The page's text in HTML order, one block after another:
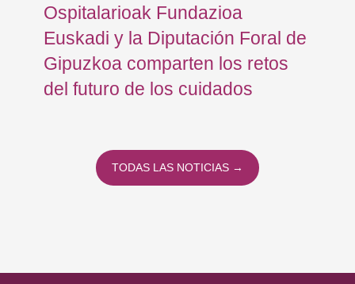
Ospitalarioak Fundazioa
Euskadi y la Diputación Foral de
Gipuzkoa comparten los retos
del futuro de los cuidados
TODAS LAS NOTICIAS →